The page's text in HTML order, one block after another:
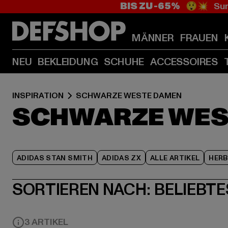
BIS ZU -65% 😲💥
MÄNNER FRAUEN
NEU BEKLEIDUNG SCHUHE ACCESSOIRES
INSPIRATION SCHWARZE WESTE DAMEN
SCHWARZE
ADIDAS STAN SMITH ADIDAS ZX ALLE ARTIKEL
SORTIEREN NACH:
3 ARTIKEL